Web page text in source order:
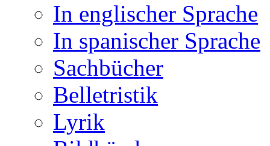
In englischer Sprache
In spanischer Sprache
Sachbücher
Belletristik
Lyrik